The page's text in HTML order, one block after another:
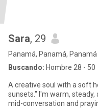
Sara, 29
Panamá, Panamá, Panamá
Buscando: Hombre 28 - 50
A creative soul with a soft
sunsets." I'm warm,
mid-conversation and